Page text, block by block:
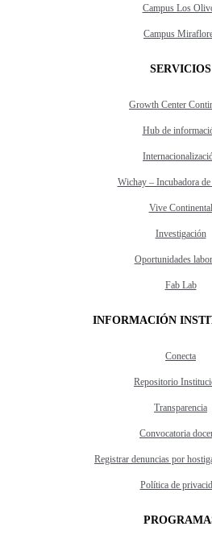
Campus Los
Campus
SERVICIOS
Growth Center
Hub de
Wichay – Incubadora de
Vive Continental
Investigación
Oportunidades
Fab Lab
INFORMACIÓN
Conecta
Repositorio
Transparencia
Convocatoria
Registrar denuncias por
Política de